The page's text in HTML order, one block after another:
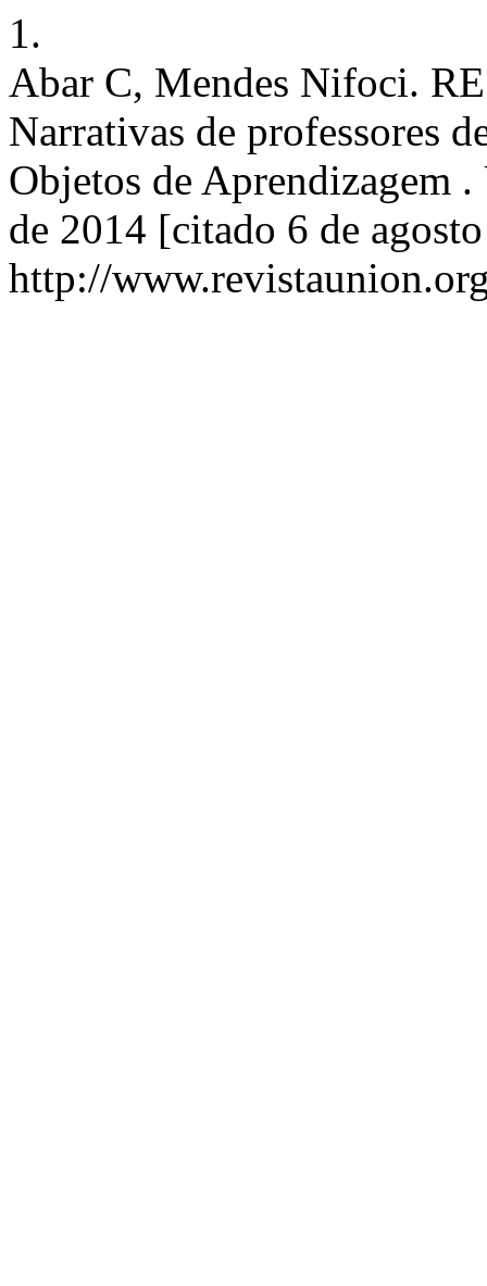
1.
Abar C, Mendes Nifoci.
Narrativas de professores
Objetos de Aprendizagem
de 2014 [citado 6 de
http://